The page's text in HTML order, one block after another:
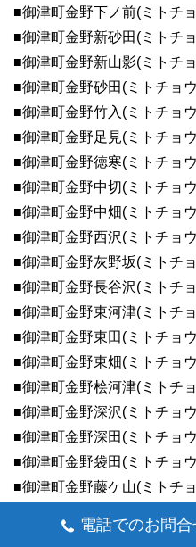
■御津町金野下ノ前(ミトチ
■御津町金野新砂田(ミトチ
■御津町金野新山影(ミトチ
■御津町金野砂田(ミトチョ
■御津町金野竹入(ミトチョ
■御津町金野足見(ミトチョ
■御津町金野徳寒(ミトチョ
■御津町金野中切(ミトチョ
■御津町金野中畑(ミトチョ
■御津町金野西沢(ミトチョ
■御津町金野灰野坂(ミトチ
■御津町金野長谷沢(ミトチ
■御津町金野東河津(ミトチ
■御津町金野東田(ミトチョ
■御津町金野東畑(ミトチョ
■御津町金野桧河津(ミトチ
■御津町金野深沢(ミトチョ
■御津町金野深田(ミトチョ
■御津町金野袋田(ミトチョ
■御津町金野藤ケ山(ミトチ
■御津町金野見竹(ミトチョ
電話でのお問合